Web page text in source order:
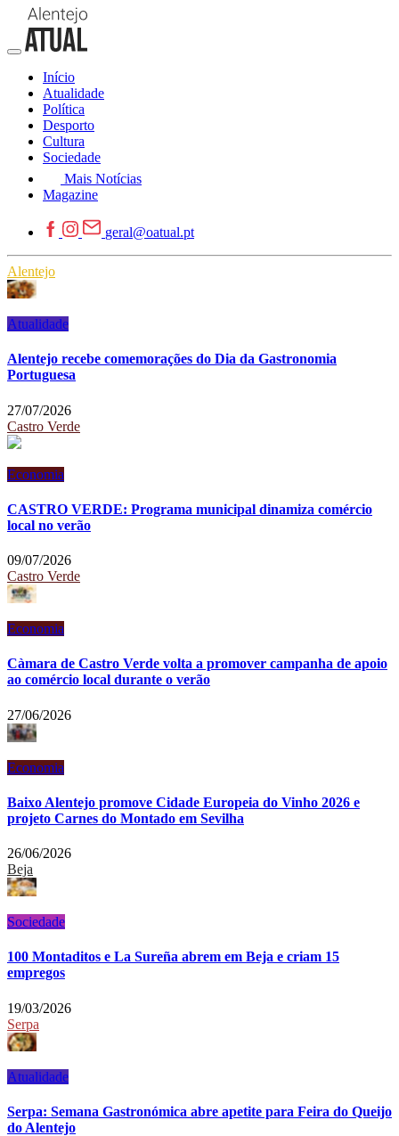
Início
Atualidade
Política
Desporto
Cultura
Sociedade
Mais Notícias
Magazine
geral@oatual.pt
Alentejo
Atualidade
Alentejo recebe comemorações do Dia da Gastronomia
Portuguesa
27/07/2026
Castro Verde
Economia
CASTRO VERDE: Programa municipal dinamiza comércio
local no verão
09/07/2026
Castro Verde
Economia
Càmara de Castro Verde volta a promover campanha de apoio
ao comércio local durante o verão
27/06/2026
Economia
Baixo Alentejo promove Cidade Europeia do Vinho 2026 e
projeto Carnes do Montado em Sevilha
26/06/2026
Beja
Sociedade
100 Montaditos e La Sureña abrem em Beja e criam 15
empregos
19/03/2026
Serpa
Atualidade
Serpa: Semana Gastronómica abre apetite para Feira do Queijo
do Alentejo